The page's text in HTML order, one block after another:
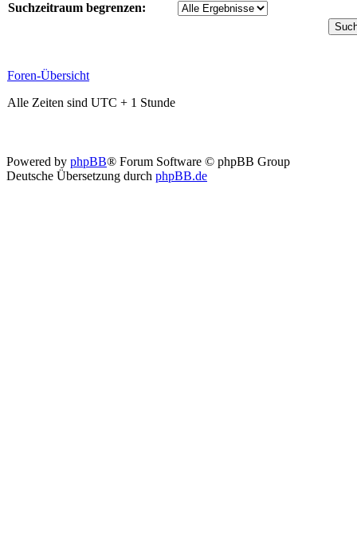
Suchzeitraum begrenzen:
Foren-Übersicht
Alle Zeiten sind UTC + 1 Stunde
Powered by phpBB® Forum Software © phpBB Group
Deutsche Übersetzung durch phpBB.de